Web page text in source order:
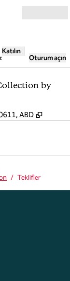
Katılın
Oturum açın
by
ABD ,
/ Teklifler